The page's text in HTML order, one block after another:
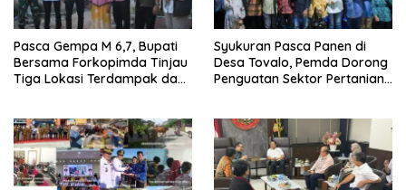
Pasca Gempa M 6,7, Bupati
Bersama Forkopimda Tinjau
Tiga Lokasi Terdampak dan
Syukuran Pasca Panen di
Desa Tovalo, Pemda Dorong
Penguatan Sektor Pertanian